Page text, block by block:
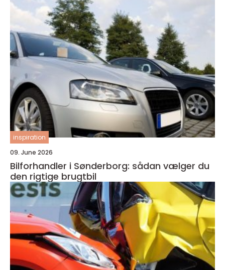
inspiration
09. June 2026
Bilforhandler i Sønderborg: sådan vælger du
den rigtige brugtbil